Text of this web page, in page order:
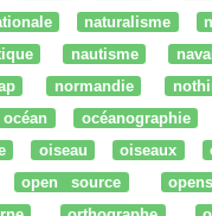
naturalisme
nautisme
normandie
océan océanographie
oiseau oiseaux
open source